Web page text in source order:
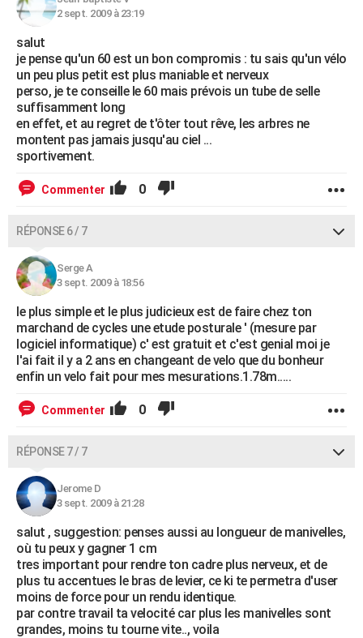
2 sept. 2009 à 23:19
salut
je pense qu'un 60 est un bon compromis : tu sais qu'un vélo
un peu plus petit est plus maniable et nerveux
perso, je te conseille le 60 mais prévois un tube de selle
suffisamment long
en effet, et au regret de t'ôter tout rêve, les arbres ne
montent pas jamais jusqu'au ciel ...
sportivement.
Commenter 0
RÉPONSE 6 / 7
Serge A
3 sept. 2009 à 18:56
le plus simple et le plus judicieux est de faire chez ton
marchand de cycles une etude posturale ' (mesure par
logiciel informatique) c' est gratuit et c'est genial moi je
l'ai fait il y a 2 ans en changeant de velo que du bonheur
enfin un velo fait pour mes mesurations.1.78m.....
Commenter 0
RÉPONSE 7 / 7
Jerome D
3 sept. 2009 à 21:28
salut , suggestion: penses aussi au longueur de manivelles,
où tu peux y gagner 1 cm
tres important pour rendre ton cadre plus nerveux, et de
plus tu accentues le bras de levier, ce ki te permetra d'user
moins de force pour un rendu identique.
par contre travail ta velocité car plus les manivelles sont
grandes, moins tu tourne vite.., voila